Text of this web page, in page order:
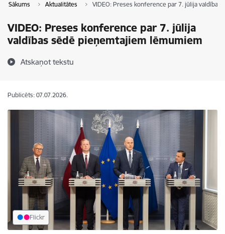
Sākums Aktualitātes VIDEO: Preses konference par 7. jūlija
VIDEO: Preses konference par 7. jūlija
valdības sēdē pieņemtajiem lēmumiem
Atskaņot tekstu
Publicēts: 07.07.2026.
Flickr